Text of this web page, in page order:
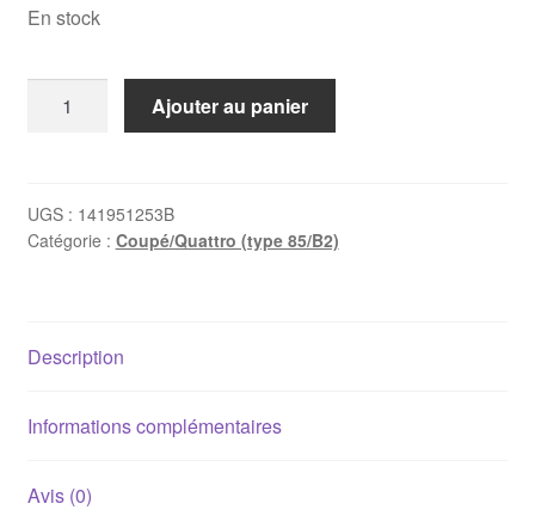
En stock
pôles
40A
Audi
Mercedes
Ajouter au panier
UGS : 141951253B
Catégorie : Coupé/Quattro (type 85/B2)
Description
Informations complémentaires
Avis (0)